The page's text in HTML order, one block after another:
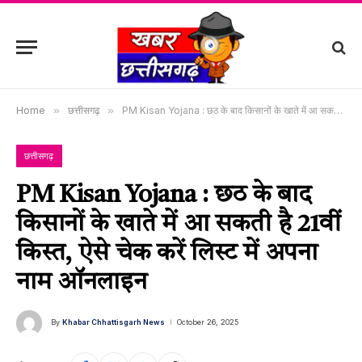
Home » छत्तीसगढ़ » PM Kisan Yojana : छठ के बाद किसानों के खाते में आ सकती है 21वीं किस्त, ऐसे चेक करें लिस्ट में अपना नाम ऑनलाइन
छत्तीसगढ़
PM Kisan Yojana : छठ के बाद
किसानों के खाते में आ सकती है 21वीं
किस्त, ऐसे चेक करें लिस्ट में अपना
नाम ऑनलाइन
By Khabar Chhattisgarh News October 26, 2025